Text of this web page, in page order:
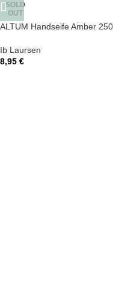
SOLD
OUT
ALTUM Handseife Amber
Ib Laursen
8,95 €